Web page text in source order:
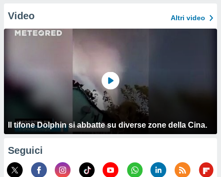
Video Altri video
Il tifone Dolphin si abbatte su diverse zone della Cina.
Seguici